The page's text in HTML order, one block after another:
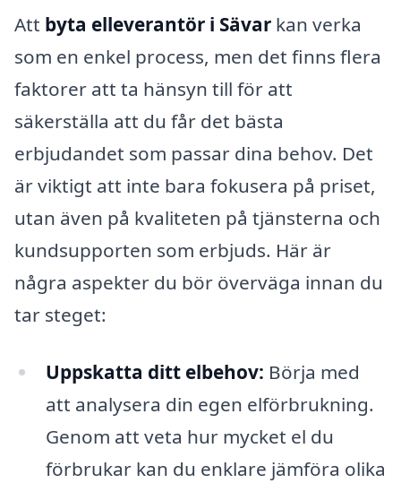
Att byta elleverantör i Sävar kan verka
som en enkel process, men det finns flera
faktorer att ta hänsyn till för att
säkerställa att du får det bästa
erbjudandet som passar dina behov. Det
är viktigt att inte bara fokusera på priset,
utan även på kvaliteten på tjänsterna och
kundsupporten som erbjuds. Här är
några aspekter du bör överväga innan du
tar steget:
Uppskatta ditt elbehov: Börja med
att analysera din egen elförbrukning.
Genom att veta hur mycket el du
förbrukar kan du enklare jämföra olika